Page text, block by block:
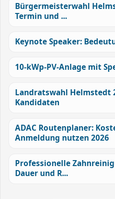
Bürgermeisterwahl
Termin und ...
Keynote Speaker:
10-kWp-PV-Anlage mit
Landratswahl Helmstedt
Kandidaten
ADAC Routenplaner:
Anmeldung nutzen 2026
Professionelle
Dauer und R...